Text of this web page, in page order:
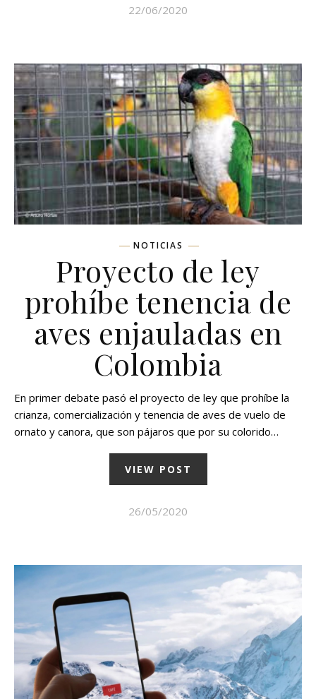
22/06/2020
NOTICIAS
Proyecto de ley
prohíbe tenencia de
aves enjauladas en
Colombia
En primer debate pasó el proyecto de ley que prohíbe la
crianza, comercialización y tenencia de aves de vuelo de
ornato y canora, que son pájaros que por su colorido…
VIEW POST
26/05/2020